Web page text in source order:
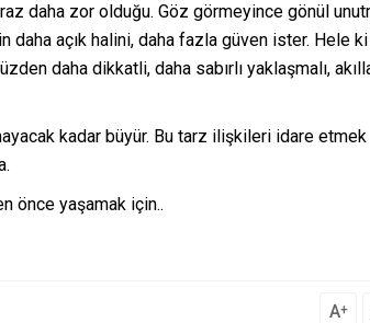
daha zor olduğu. Göz görmeyince gönül
daha açık halini, daha fazla güven ister. Hele
daha dikkatli, daha sabırlı yaklaşmalı,
kadar büyür. Bu tarz ilişkileri idare etmek
önce yaşamak için..
A+